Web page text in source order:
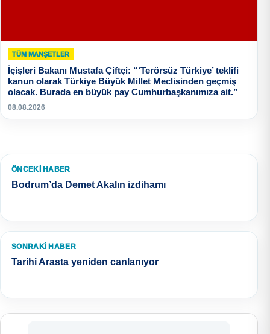
TÜM MANŞETLER
İçişleri Bakanı Mustafa Çiftçi: “‘Terörsüz Türkiye’ teklifi
kanun olarak Türkiye Büyük Millet Meclisinden geçmiş
olacak. Burada en büyük pay Cumhurbaşkanımıza ait.”
08.08.2026
ÖNCEKI HABER
Bodrum’da Demet Akalın izdihamı
SONRAKI HABER
Tarihi Arasta yeniden canlanıyor